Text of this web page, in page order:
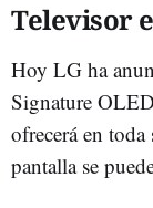
Televisor
Hoy LG ha
Signature
ofrecerá en
pantalla se